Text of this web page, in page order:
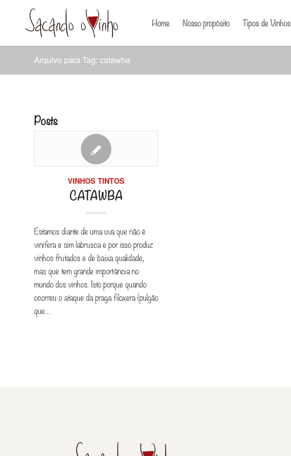
Home Nosso propósito Tipos de Vinhos
Arquivo para Tag: catawba
Posts
VINHOS TINTOS
CATAWBA
Estamos diante de uma uva que não é
vinífera e sim labrusca e por isso produz
vinhos frutados e de baixa qualidade,
mas que tem grande importância no
mundo dos vinhos. Isto porque quando
ocorreu o ataque da praga filoxera (pulgão
que…